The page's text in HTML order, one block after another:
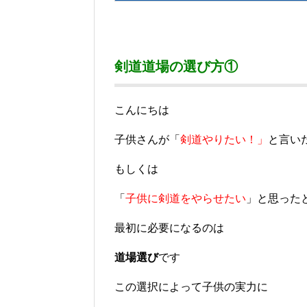
剣道道場の選び方①
こんにちは
子供さんが「 剣道やりたい！」 と言い
もしくは
「 子供に剣道をやらせたい 」と思った
最初に必要になるのは
道場選びです
この選択によって子供の実力に